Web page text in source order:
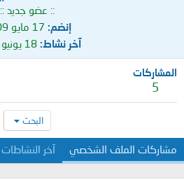
:: عضو جديد ::
إنضم 17 مايو 2009
آخر نشاط 18 يونيو 2009
المشاركات
5
البحث
مشاركات الملف الشخصي آخر النشاطات